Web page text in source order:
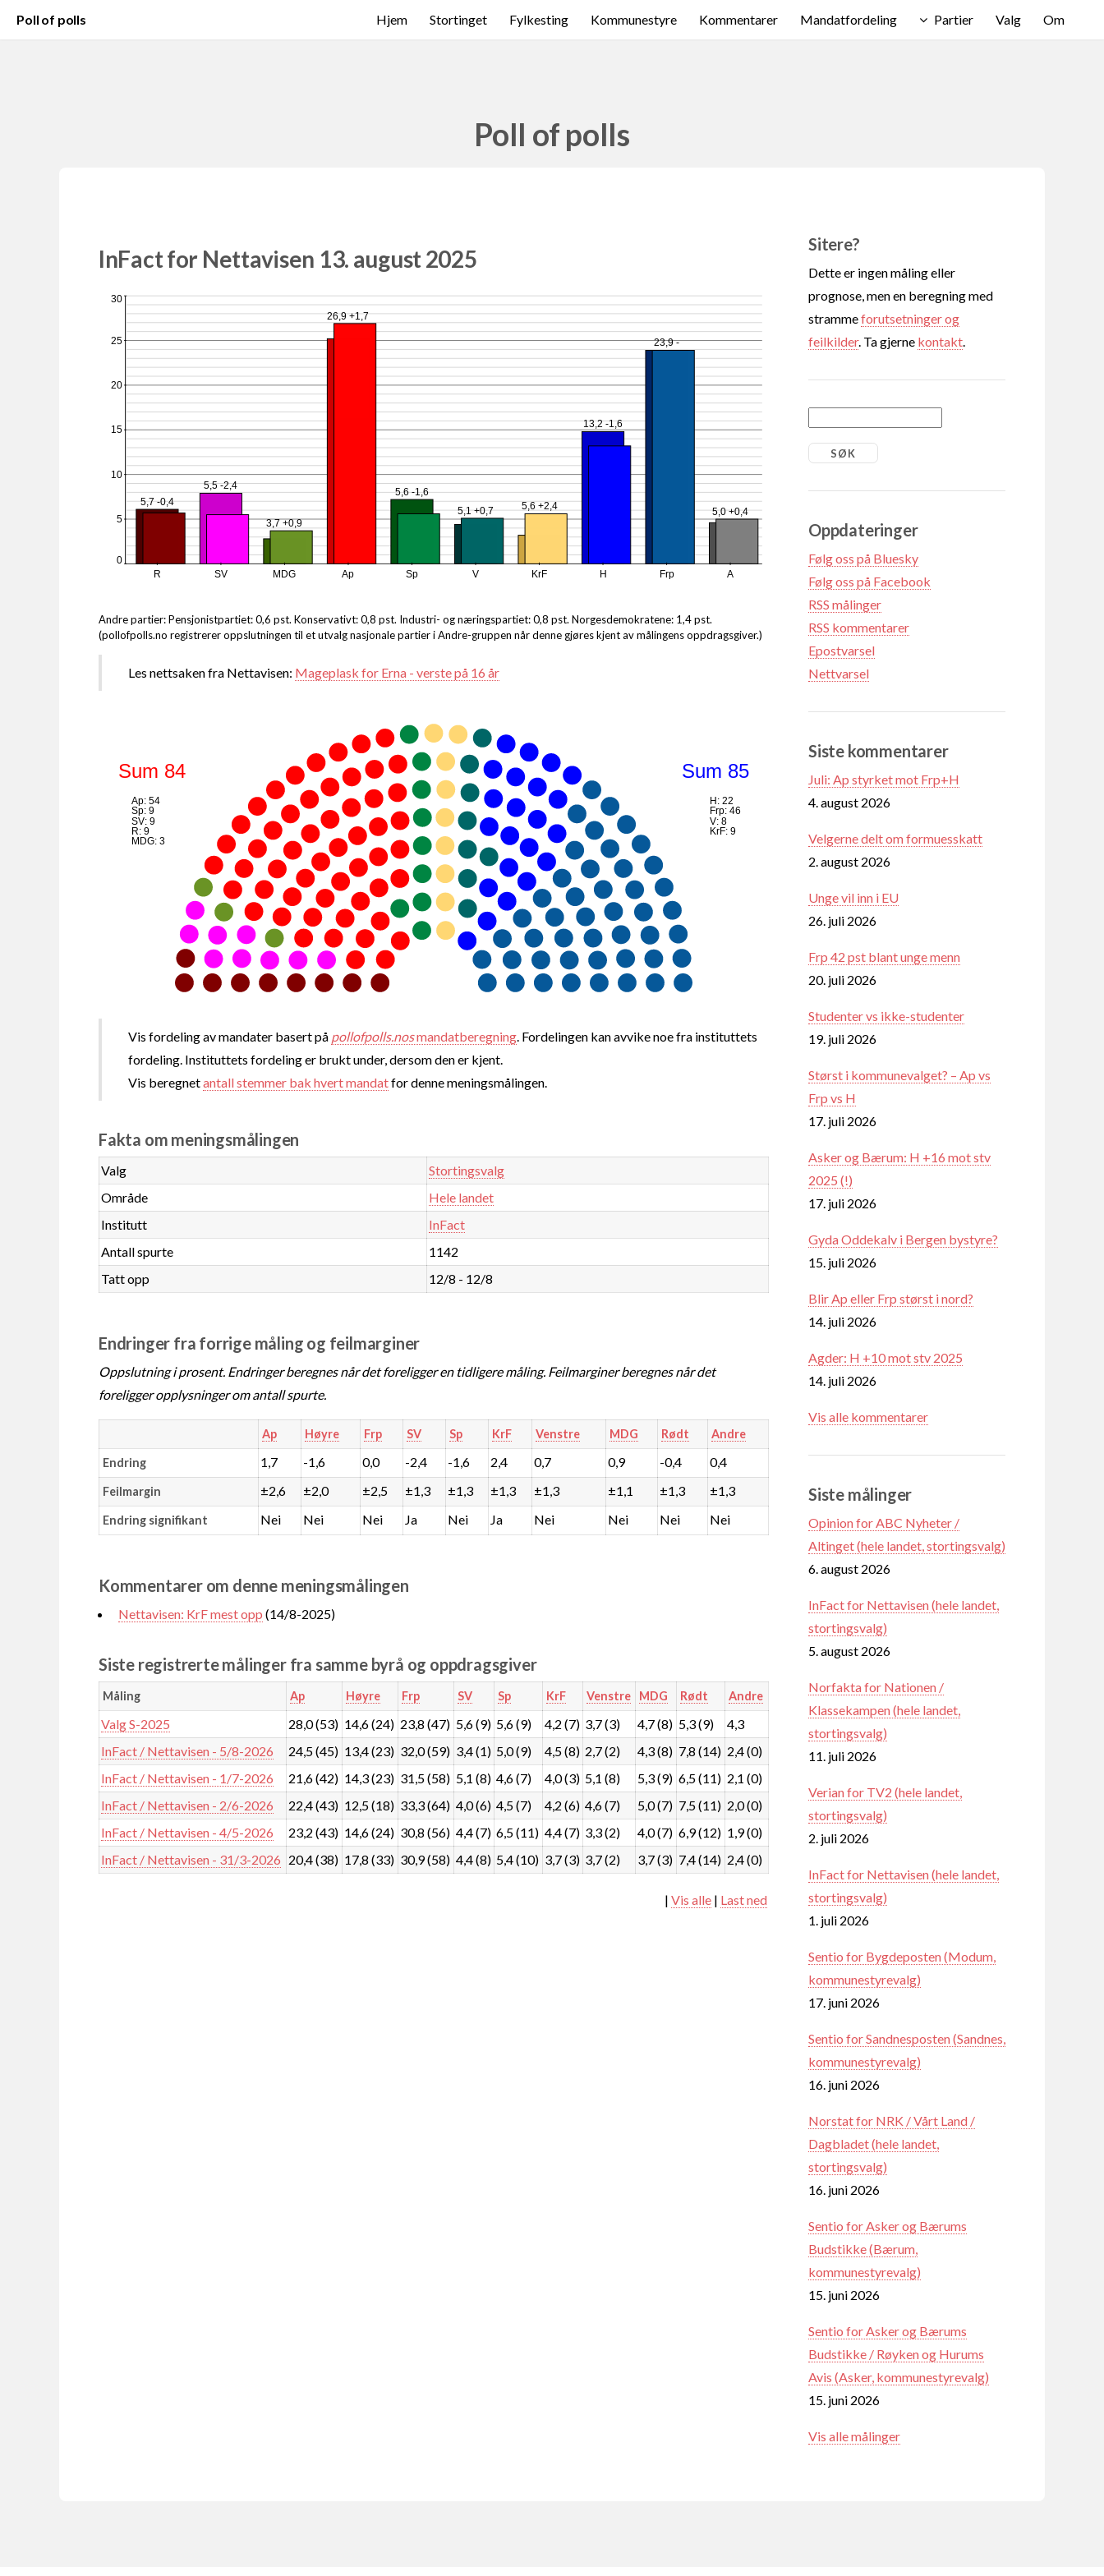
Poll of polls Hjem Stortinget Fylkesting Kommunestyre Kommentarer Mandatfordeling Partier Valg Om
Poll of polls
InFact for Nettavisen 13. august 2025
5,7 -0,4
5,5 -2,4
3,7 +0,9
26,9 +1,7
5,6 -1,6
5,1 +0,7
5,6 +2,4
13,2 -1,6
23,9 -
5,0 +0,4
R SV MDG Ap Sp V KrF H Frp A
0
5
10
15
20
25
30
Andre partier: Pensjonistpartiet: 0,6 pst. Konservativt: 0,8 pst. Industri- og næringspartiet: 0,8 pst. Norgesdemokratene: 1,4 pst.
(pollofpolls.no registrerer oppslutningen til et utvalg nasjonale partier i Andre-gruppen når denne gjøres kjent av målingens oppdragsgiver.)
Les nettsaken fra Nettavisen: Mageplask for Erna - verste på 16 år
Sum 84
Ap: 54
Sp: 9
SV: 9
R: 9
MDG: 3
Sum 85
H: 22
Frp: 46
V: 8
KrF: 9
Vis fordeling av mandater basert på pollofpolls.nosmandatberegning . Fordelingen kan avvike noe fra instituttets
fordeling. Instituttets fordeling er brukt under, dersom den er kjent.
Vis beregnetantall stemmer bak hvert mandatfor denne meningsmålingen.
Fakta om meningsmålingen
Valg
Stortingsvalg
Område
Hele landet
Institutt
InFact
Antall spurte
1142
Tatt opp
12/8 - 12/8
Endringer fra forrige måling og feilmarginer
Oppslutning i prosent. Endringer beregnes når det foreligger en tidligere måling. Feilmarginer beregnes når det
foreligger opplysninger om antall spurte.
Ap Høyre Frp SV Sp KrF Venstre MDG Rødt Andre
Endring 1,7 -1,6 0,0 -2,4 -1,6 2,4 0,7 0,9 -0,4 0,4
Feilmargin ±2,6 ±2,0 ±2,5 ±1,3 ±1,3 ±1,3 ±1,3 ±1,1 ±1,3 ±1,3
Endring signifikant Nei Nei Nei Ja Nei Ja Nei Nei Nei Nei
Kommentarer om denne meningsmålingen
Nettavisen: KrF mest opp (14/8-2025)
Siste registrerte målinger fra samme byrå og oppdragsgiver
Måling Ap Høyre Frp SV Sp KrF Venstre MDG Rødt Andre
Valg S-2025 28,0 (53) 14,6 (24) 23,8 (47) 5,6 (9) 5,6 (9) 4,2 (7) 3,7 (3) 4,7 (8) 5,3 (9)
4,3
InFact / Nettavisen - 5/8-2026
24,5 (45) 13,4 (23) 32,0 (59) 3,4 (1) 5,0 (9) 4,5 (8) 2,7 (2) 4,3 (8) 7,8 (14) 2,4 (0)
InFact / Nettavisen - 1/7-2026
21,6 (42) 14,3 (23) 31,5 (58) 5,1 (8) 4,6 (7) 4,0 (3) 5,1 (8) 5,3 (9) 6,5 (11) 2,1 (0)
InFact / Nettavisen - 2/6-2026
22,4 (43) 12,5 (18) 33,3 (64) 4,0 (6) 4,5 (7) 4,2 (6) 4,6 (7) 5,0 (7) 7,5 (11) 2,0 (0)
InFact / Nettavisen - 4/5-2026
23,2 (43) 14,6 (24) 30,8 (56) 4,4 (7) 6,5 (11) 4,4 (7) 3,3 (2) 4,0 (7) 6,9 (12) 1,9 (0)
InFact / Nettavisen - 31/3-2026 20,4 (38) 17,8 (33) 30,9 (58) 4,4 (8) 5,4 (10) 3,7 (3) 3,7 (2) 3,7 (3) 7,4 (14) 2,4 (0)
| Vis alle| Last ned
Sitere?
Dette er ingen måling eller
prognose, men en beregning med
strammeforutsetninger og
feilkilder. Ta gjerne kontakt
Oppdateringer
Følg oss på Bluesky
Følg oss på Facebook
RSS målinger
RSS kommentarer
Epostvarsel
Nettvarsel
Siste kommentarer
Juli: Ap styrket mot Frp+H
4. august 2026
Velgerne delt om formuesskatt
2. august 2026
Unge vil inn i EU
26. juli 2026
Frp 42 pst blant unge menn
20. juli 2026
Studenter vs ikke-studenter
19. juli 2026
Størst i kommunevalget? – Ap vs
Frp vs H
17. juli 2026
Asker og Bærum: H +16 mot stv
2025 (!)
17. juli 2026
Gyda Oddekalv i Bergen bystyre?
15. juli 2026
Blir Ap eller Frp størst i nord?
14. juli 2026
Agder: H +10 mot stv 2025
14. juli 2026
Vis alle kommentarer
Siste målinger
Opinion for ABC Nyheter /
Altinget (hele landet, stortingsvalg)
6. august 2026
InFact for Nettavisen (hele landet,
stortingsvalg)
5. august 2026
Norfakta for Nationen /
Klassekampen (hele landet,
stortingsvalg)
11. juli 2026
Verian for TV2 (hele landet,
stortingsvalg)
2. juli 2026
InFact for Nettavisen (hele landet,
stortingsvalg)
1. juli 2026
Sentio for Bygdeposten (Modum,
kommunestyrevalg)
17. juni 2026
Sentio for Sandnesposten (Sandnes,
kommunestyrevalg)
16. juni 2026
Norstat for NRK / Vårt Land /
Dagbladet (hele landet,
stortingsvalg)
16. juni 2026
Sentio for Asker og Bærums
Budstikke (Bærum,
kommunestyrevalg)
15. juni 2026
Sentio for Asker og Bærums
Budstikke / Røyken og Hurums
Avis (Asker, kommunestyrevalg)
15. juni 2026
Vis alle målinger